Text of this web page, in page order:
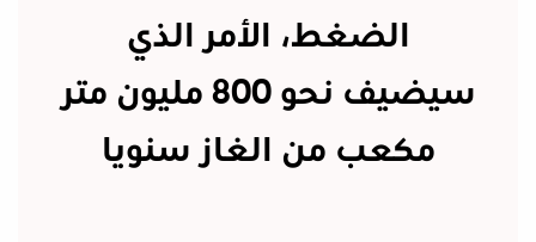
الضغط، الأمر الذي
سيضيف نحو 800 مليون متر
مكعب من الغاز سنويا